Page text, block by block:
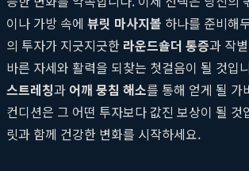
이나 가방 속에 뷰릿 마사지볼 하나를 준비해
의 투자가 지긋지긋한 라운드숄더 통증과 작
바른 자세와 활력을 되찾는 첫걸음이 될 것입
스트레칭과 어깨 뭉침 해소를 통해 얻게 될 가
컨디션은 그 어떤 투자보다 값진 보상이 될 것
릿과 함께 건강한 변화를 시작하세요.